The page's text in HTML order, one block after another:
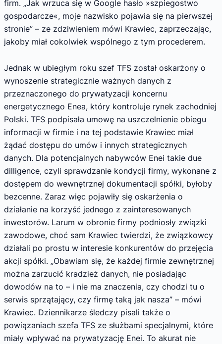
firm. „Jak wrzuca się w Google hasło »szpiegostwo
gospodarcze«, moje nazwisko pojawia się na pierwszej
stronie” – ze zdziwieniem mówi Krawiec, zaprzeczając,
jakoby miał cokolwiek wspólnego z tym procederem.
Jednak w ubiegłym roku szef TFS został oskarżony o
wynoszenie strategicznie ważnych danych z
przeznaczonego do prywatyzacji koncernu
energetycznego Enea, który kontroluje rynek zachodniej
Polski. TFS podpisała umowę na uszczelnienie obiegu
informacji w firmie i na tej podstawie Krawiec miał
żądać dostępu do umów i innych strategicznych
danych. Dla potencjalnych nabywców Enei takie due
dilligence, czyli sprawdzanie kondycji firmy, wykonane z
dostępem do wewnętrznej dokumentacji spółki, byłoby
bezcenne. Zaraz więc pojawiły się oskarżenia o
działanie na korzyść jednego z zainteresowanych
inwestorów. Larum w obronie firmy podniosły związki
zawodowe, choć sam Krawiec twierdzi, że związkowcy
działali po prostu w interesie konkurentów do przejęcia
akcji spółki. „Obawiam się, że każdej firmie zewnętrznej
można zarzucić kradzież danych, nie posiadając
dowodów na to – i nie ma znaczenia, czy chodzi tu o
serwis sprzątający, czy firmę taką jak nasza” – mówi
Krawiec. Dziennikarze śledczy pisali także o
powiązaniach szefa TFS ze służbami specjalnymi, które
miały wpływać na prywatyzację Enei. To akurat nie